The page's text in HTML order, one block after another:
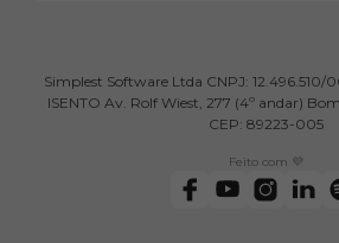
Simplest Software Ltda CNPJ: 12.496.510/
ISENTO Av. Rolf Wiest, 277 (4º andar)
CEP: 89223-005
Feito com 💜